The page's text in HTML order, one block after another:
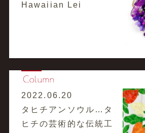
Hawaiian Lei
2022.06.20
タヒチアンソウル…タ
ヒチの芸術的な伝統工